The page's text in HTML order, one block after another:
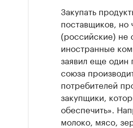
Закупать
поставщиков, но
(российские) не
иностранные
заявил еще один
союза
потребителей
закупщики,
обеспечить».
молоко, мясо,